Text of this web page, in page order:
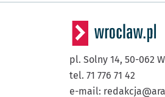
pl. Solny 14, 50-062
tel. 71 776 71 42
e-mail: